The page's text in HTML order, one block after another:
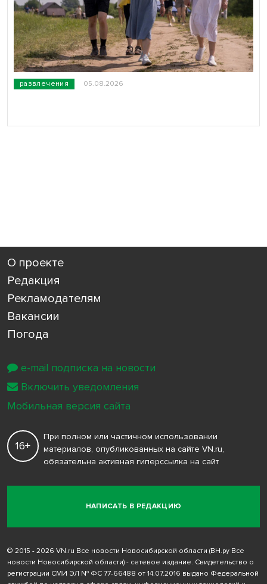
развлечения 05.08.2026
О проекте
Редакция
Рекламодателям
Вакансии
Погода
НАПИСАТЬ В РЕДАКЦИЮ
16+
При полном или частичном использовании
материалов, опубликованных на сайте VN.ru,
обязательна активная гиперссылка на сайт
© 2015 - 2026 VN.ru Все новости Новосибирской области (ВН.ру Все
новости Новосибирской области) - сетевое издание. Свидетельство о
регистрации СМИ ЭЛ № ФС 77-66488 от 14.07.2016 выдано Федеральной
e-mail подписка на новости
Включить уведомления
Мобильная версия сайта